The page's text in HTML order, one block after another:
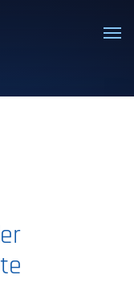
SSL/TLS-